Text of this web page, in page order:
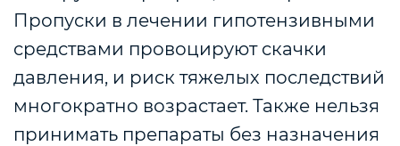
Пропуски в лечении гипотензивными
средствами провоцируют скачки
давления, и риск тяжелых последствий
многократно возрастает. Также нельзя
принимать препараты без назначения